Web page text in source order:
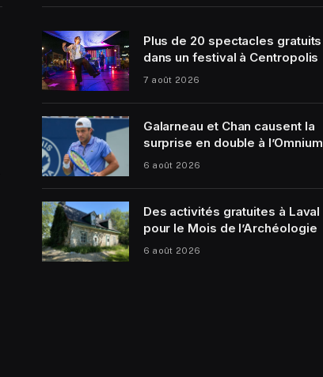
Plus de 20 spectacles gratuits
dans un festival à Centropolis
7 août 2026
Galarneau et Chan causent la
surprise en double à l’Omnium
6 août 2026
Des activités gratuites à Laval
pour le Mois de l’Archéologie
6 août 2026